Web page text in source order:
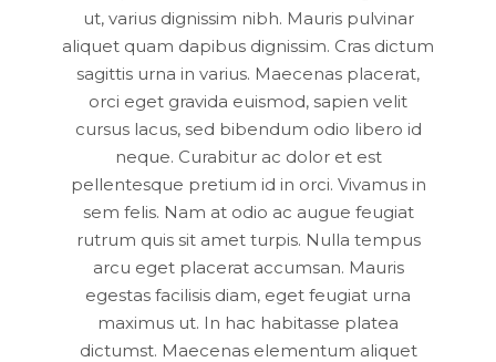
ut, varius dignissim nibh. Mauris pulvinar
aliquet quam dapibus dignissim. Cras dictum
sagittis urna in varius. Maecenas placerat,
orci eget gravida euismod, sapien velit
cursus lacus, sed bibendum odio libero id
neque. Curabitur ac dolor et est
pellentesque pretium id in orci. Vivamus in
sem felis. Nam at odio ac augue feugiat
rutrum quis sit amet turpis. Nulla tempus
arcu eget placerat accumsan. Mauris
egestas facilisis diam, eget feugiat urna
maximus ut. In hac habitasse platea
dictumst. Maecenas elementum aliquet